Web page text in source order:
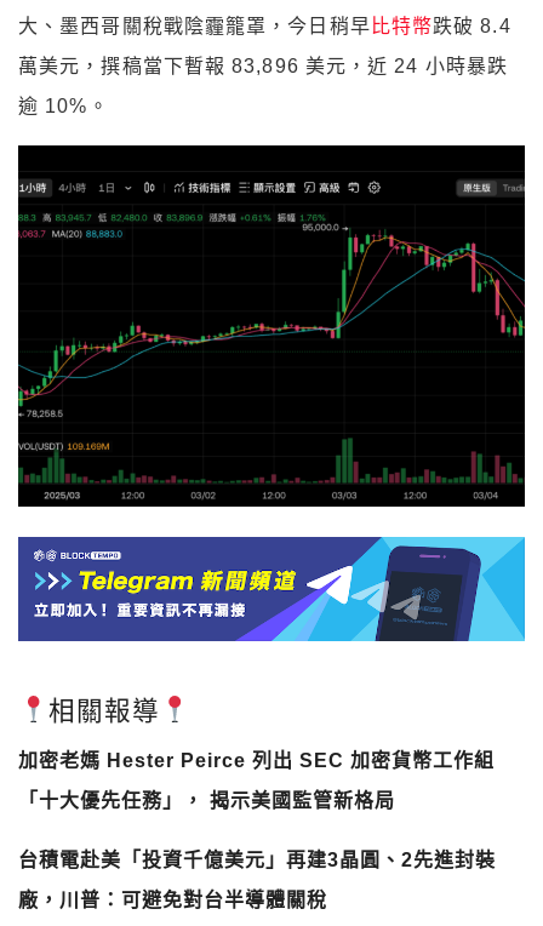
大、墨西哥關稅戰陰霾籠罩，今日稍早 比特幣跌破 8.4
萬美元，撰稿當下暫報 83,896 美元，近 24 小時暴跌
逾 10%。
相關報導
加密老媽 Hester Peirce 列出 SEC 加密貨幣工作組
廠，川普：可避免對台半導體關稅
取國會批准買入比特幣